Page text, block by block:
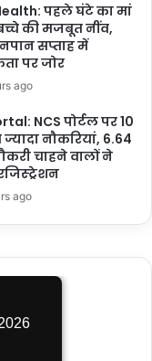
पहले घंटे का मां
की मजबूत नींव,
सप्ताह में
पर जोर
ago
NCS पोर्टल पर 10
नौकरियां, 6.64
चाहने वालों ने
ago